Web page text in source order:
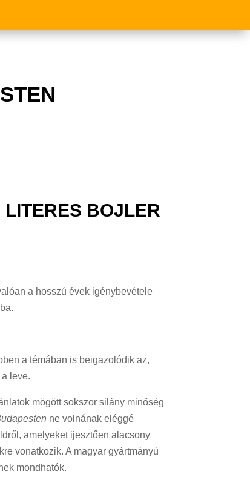
BOJLER
a hosszú évek igénybevétele
a témában is beigazolódik az,
leve.
mögött sokszor silány minőség
ne volnának eléggé
amelyeket ijesztően alacsony
vonatkozik. A magyar gyártmányú
mondhatók.